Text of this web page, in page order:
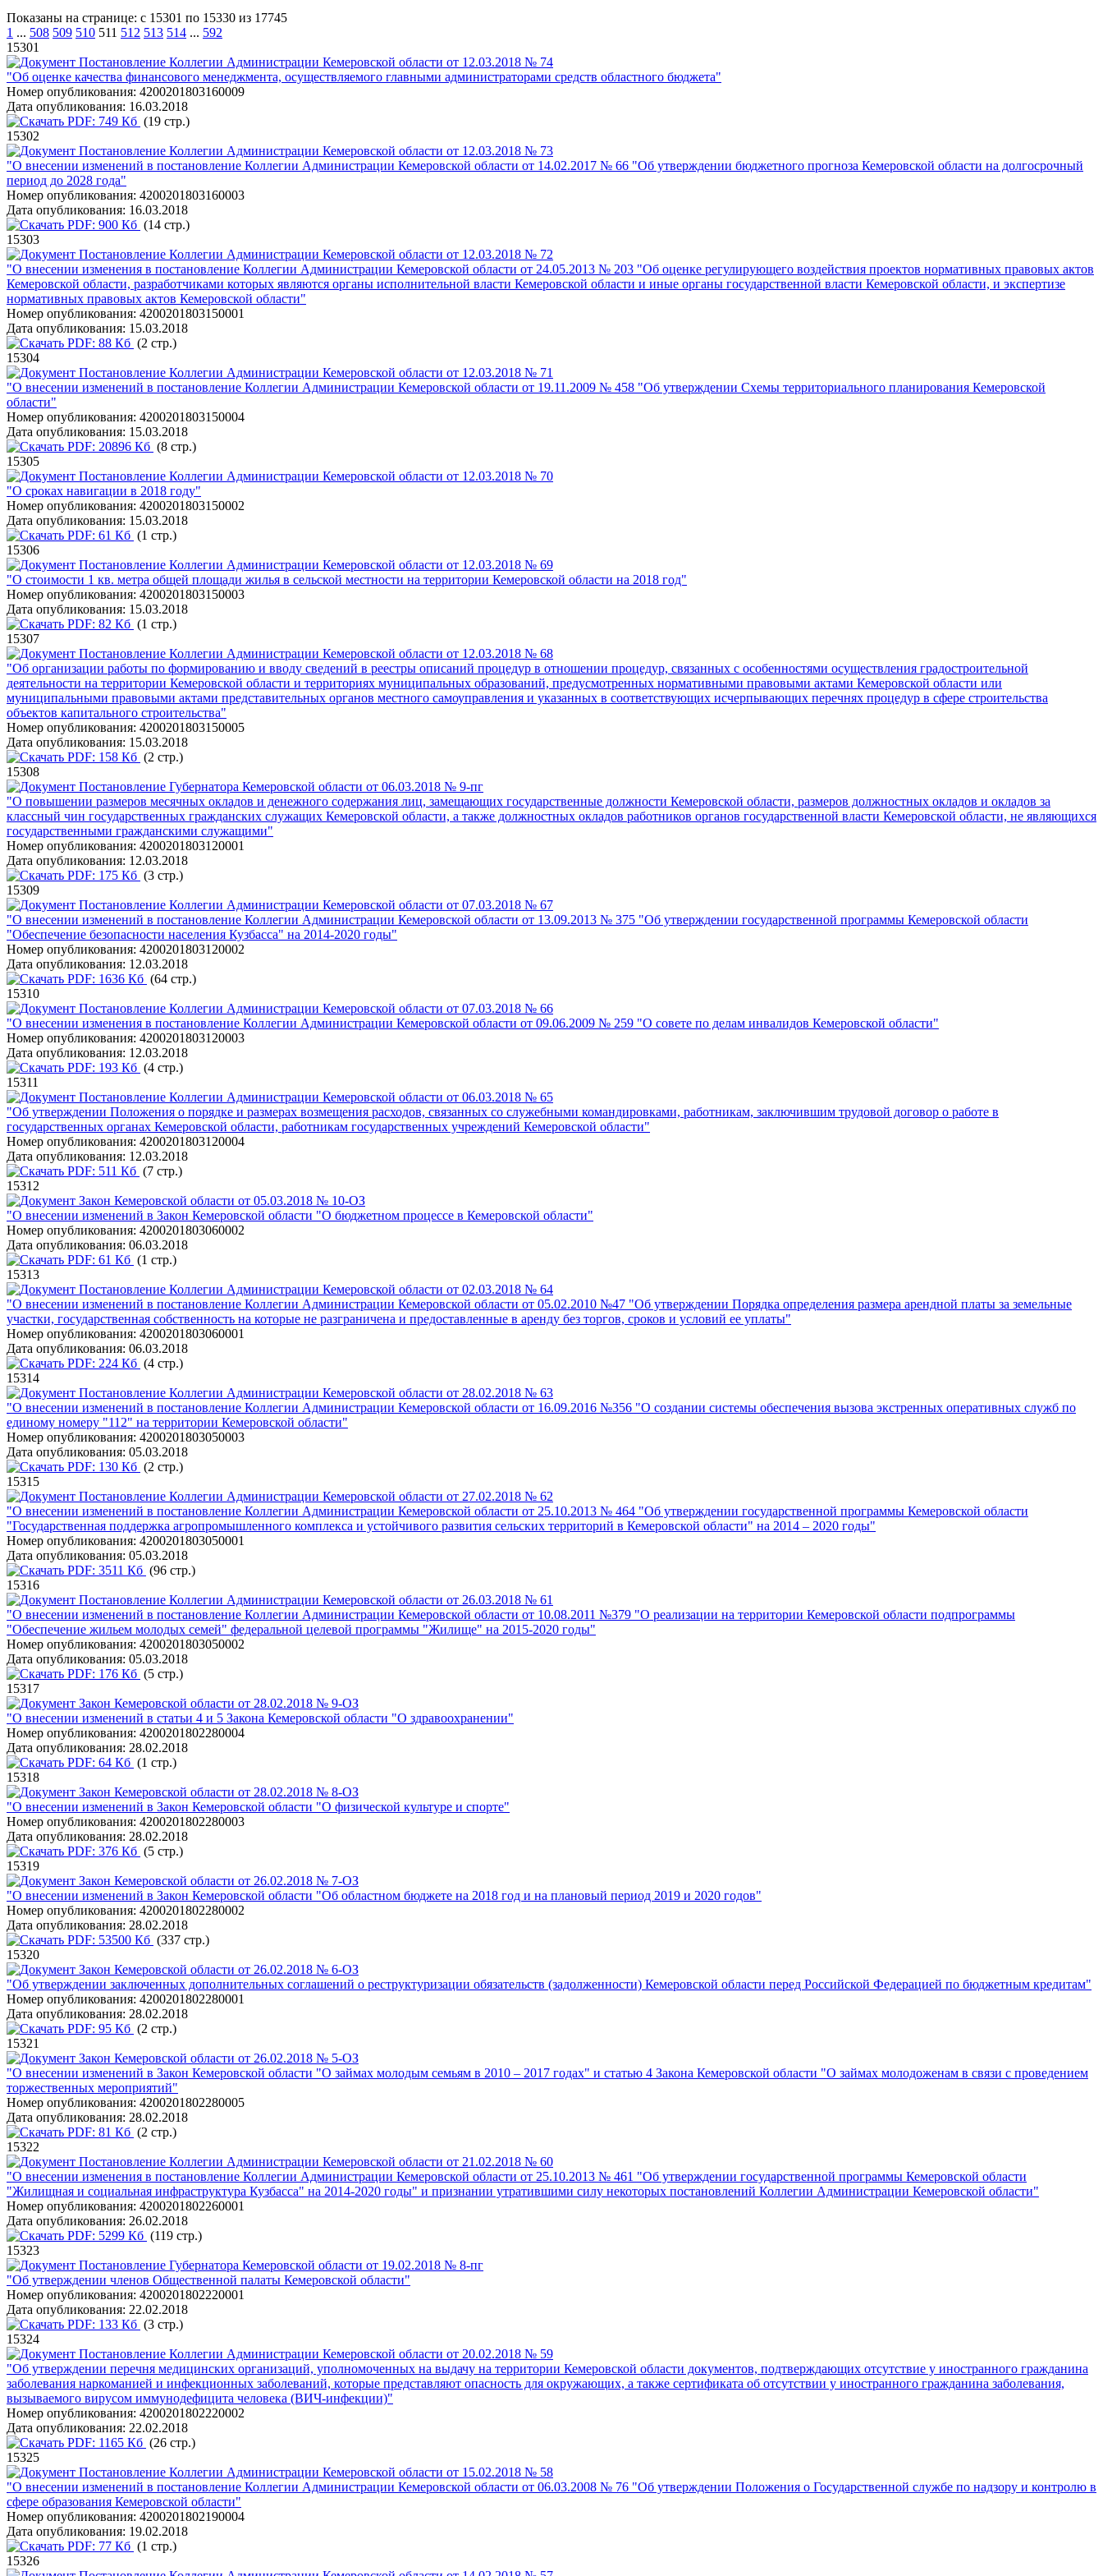
Показаны на странице: с 15301 по 15330 из 17745
1 ... 508 509 510 511 512 513 514 ... 592
15301
Постановление Коллегии Администрации Кемеровской области от 12.03.2018 № 74
"Об оценке качества финансового менеджмента, осуществляемого главными администраторами средств областного бюджета"
Номер опубликования: 4200201803160009
Дата опубликования: 16.03.2018
PDF: 749 Кб (19 стр.)
15302
Постановление Коллегии Администрации Кемеровской области от 12.03.2018 № 73
"О внесении изменений в постановление Коллегии Администрации Кемеровской области от 14.02.2017 № 66 "Об утверждении бюджетного прогноза Кемеровской области на долгосрочный
период до 2028 года"
Номер опубликования: 4200201803160003
Дата опубликования: 16.03.2018
PDF: 900 Кб (14 стр.)
15303
Постановление Коллегии Администрации Кемеровской области от 12.03.2018 № 72
"О внесении изменения в постановление Коллегии Администрации Кемеровской области от 24.05.2013 № 203 "Об оценке регулирующего воздействия проектов нормативных правовых актов
Кемеровской области, разработчиками которых являются органы исполнительной власти Кемеровской области и иные органы государственной власти Кемеровской области, и экспертизе
нормативных правовых актов Кемеровской области"
Номер опубликования: 4200201803150001
Дата опубликования: 15.03.2018
PDF: 88 Кб (2 стр.)
15304
Постановление Коллегии Администрации Кемеровской области от 12.03.2018 № 71
"О внесении изменений в постановление Коллегии Администрации Кемеровской области от 19.11.2009 № 458 "Об утверждении Схемы территориального планирования Кемеровской
области"
Номер опубликования: 4200201803150004
Дата опубликования: 15.03.2018
PDF: 20896 Кб (8 стр.)
15305
Постановление Коллегии Администрации Кемеровской области от 12.03.2018 № 70
"О сроках навигации в 2018 году"
Номер опубликования: 4200201803150002
Дата опубликования: 15.03.2018
PDF: 61 Кб (1 стр.)
15306
Постановление Коллегии Администрации Кемеровской области от 12.03.2018 № 69
"О стоимости 1 кв. метра общей площади жилья в сельской местности на территории Кемеровской области на 2018 год"
Номер опубликования: 4200201803150003
Дата опубликования: 15.03.2018
PDF: 82 Кб (1 стр.)
15307
Постановление Коллегии Администрации Кемеровской области от 12.03.2018 № 68
"Об организации работы по формированию и вводу сведений в реестры описаний процедур в отношении процедур, связанных с особенностями осуществления градостроительной
деятельности на территории Кемеровской области и территориях муниципальных образований, предусмотренных нормативными правовыми актами Кемеровской области или
муниципальными правовыми актами представительных органов местного самоуправления и указанных в соответствующих исчерпывающих перечнях процедур в сфере строительства
объектов капитального строительства"
Номер опубликования: 4200201803150005
Дата опубликования: 15.03.2018
PDF: 158 Кб (2 стр.)
15308
Постановление Губернатора Кемеровской области от 06.03.2018 № 9-пг
"О повышении размеров месячных окладов и денежного содержания лиц, замещающих государственные должности Кемеровской области, размеров должностных окладов и окладов за
классный чин государственных гражданских служащих Кемеровской области, а также должностных окладов работников органов государственной власти Кемеровской области, не являющихся
государственными гражданскими служащими"
Номер опубликования: 4200201803120001
Дата опубликования: 12.03.2018
PDF: 175 Кб (3 стр.)
15309
Постановление Коллегии Администрации Кемеровской области от 07.03.2018 № 67
"О внесении изменений в постановление Коллегии Администрации Кемеровской области от 13.09.2013 № 375 "Об утверждении государственной программы Кемеровской области
"Обеспечение безопасности населения Кузбасса" на 2014-2020 годы"
Номер опубликования: 4200201803120002
Дата опубликования: 12.03.2018
PDF: 1636 Кб (64 стр.)
15310
Постановление Коллегии Администрации Кемеровской области от 07.03.2018 № 66
"О внесении изменения в постановление Коллегии Администрации Кемеровской области от 09.06.2009 № 259 "О совете по делам инвалидов Кемеровской области"
Номер опубликования: 4200201803120003
Дата опубликования: 12.03.2018
PDF: 193 Кб (4 стр.)
15311
Постановление Коллегии Администрации Кемеровской области от 06.03.2018 № 65
"Об утверждении Положения о порядке и размерах возмещения расходов, связанных со служебными командировками, работникам, заключившим трудовой договор о работе в
государственных органах Кемеровской области, работникам государственных учреждений Кемеровской области"
Номер опубликования: 4200201803120004
Дата опубликования: 12.03.2018
PDF: 511 Кб (7 стр.)
15312
Закон Кемеровской области от 05.03.2018 № 10-ОЗ
"О внесении изменений в Закон Кемеровской области "О бюджетном процессе в Кемеровской области"
Номер опубликования: 4200201803060002
Дата опубликования: 06.03.2018
PDF: 61 Кб (1 стр.)
15313
Постановление Коллегии Администрации Кемеровской области от 02.03.2018 № 64
"О внесении изменений в постановление Коллегии Администрации Кемеровской области от 05.02.2010 №47 "Об утверждении Порядка определения размера арендной платы за земельные
участки, государственная собственность на которые не разграничена и предоставленные в аренду без торгов, сроков и условий ее уплаты"
Номер опубликования: 4200201803060001
Дата опубликования: 06.03.2018
PDF: 224 Кб (4 стр.)
15314
Постановление Коллегии Администрации Кемеровской области от 28.02.2018 № 63
"О внесении изменений в постановление Коллегии Администрации Кемеровской области от 16.09.2016 №356 "О создании системы обеспечения вызова экстренных оперативных служб по
единому номеру "112" на территории Кемеровской области"
Номер опубликования: 4200201803050003
Дата опубликования: 05.03.2018
PDF: 130 Кб (2 стр.)
15315
Постановление Коллегии Администрации Кемеровской области от 27.02.2018 № 62
"О внесении изменений в постановление Коллегии Администрации Кемеровской области от 25.10.2013 № 464 "Об утверждении государственной программы Кемеровской области
"Государственная поддержка агропромышленного комплекса и устойчивого развития сельских территорий в Кемеровской области" на 2014 – 2020 годы"
Номер опубликования: 4200201803050001
Дата опубликования: 05.03.2018
PDF: 3511 Кб (96 стр.)
15316
Постановление Коллегии Администрации Кемеровской области от 26.03.2018 № 61
"О внесении изменений в постановление Коллегии Администрации Кемеровской области от 10.08.2011 №379 "О реализации на территории Кемеровской области подпрограммы
"Обеспечение жильем молодых семей" федеральной целевой программы "Жилище" на 2015-2020 годы"
Номер опубликования: 4200201803050002
Дата опубликования: 05.03.2018
PDF: 176 Кб (5 стр.)
15317
Закон Кемеровской области от 28.02.2018 № 9-ОЗ
"О внесении изменений в статьи 4 и 5 Закона Кемеровской области "О здравоохранении"
Номер опубликования: 4200201802280004
Дата опубликования: 28.02.2018
PDF: 64 Кб (1 стр.)
15318
Закон Кемеровской области от 28.02.2018 № 8-ОЗ
"О внесении изменений в Закон Кемеровской области "О физической культуре и спорте"
Номер опубликования: 4200201802280003
Дата опубликования: 28.02.2018
PDF: 376 Кб (5 стр.)
15319
Закон Кемеровской области от 26.02.2018 № 7-ОЗ
"О внесении изменений в Закон Кемеровской области "Об областном бюджете на 2018 год и на плановый период 2019 и 2020 годов"
Номер опубликования: 4200201802280002
Дата опубликования: 28.02.2018
PDF: 53500 Кб (337 стр.)
15320
Закон Кемеровской области от 26.02.2018 № 6-ОЗ
"Об утверждении заключенных дополнительных соглашений о реструктуризации обязательств (задолженности) Кемеровской области перед Российской Федерацией по бюджетным кредитам"
Номер опубликования: 4200201802280001
Дата опубликования: 28.02.2018
PDF: 95 Кб (2 стр.)
15321
Закон Кемеровской области от 26.02.2018 № 5-ОЗ
"О внесении изменений в Закон Кемеровской области "О займах молодым семьям в 2010 – 2017 годах" и статью 4 Закона Кемеровской области "О займах молодоженам в связи с проведением
торжественных мероприятий"
Номер опубликования: 4200201802280005
Дата опубликования: 28.02.2018
PDF: 81 Кб (2 стр.)
15322
Постановление Коллегии Администрации Кемеровской области от 21.02.2018 № 60
"О внесении изменения в постановление Коллегии Администрации Кемеровской области от 25.10.2013 № 461 "Об утверждении государственной программы Кемеровской области
"Жилищная и социальная инфраструктура Кузбасса" на 2014-2020 годы" и признании утратившими силу некоторых постановлений Коллегии Администрации Кемеровской области"
Номер опубликования: 4200201802260001
Дата опубликования: 26.02.2018
PDF: 5299 Кб (119 стр.)
15323
Постановление Губернатора Кемеровской области от 19.02.2018 № 8-пг
"Об утверждении членов Общественной палаты Кемеровской области"
Номер опубликования: 4200201802220001
Дата опубликования: 22.02.2018
PDF: 133 Кб (3 стр.)
15324
Постановление Коллегии Администрации Кемеровской области от 20.02.2018 № 59
"Об утверждении перечня медицинских организаций, уполномоченных на выдачу на территории Кемеровской области документов, подтверждающих отсутствие у иностранного гражданина
заболевания наркоманией и инфекционных заболеваний, которые представляют опасность для окружающих, а также сертификата об отсутствии у иностранного гражданина заболевания,
вызываемого вирусом иммунодефицита человека (ВИЧ-инфекции)"
Номер опубликования: 4200201802220002
Дата опубликования: 22.02.2018
PDF: 1165 Кб (26 стр.)
15325
Постановление Коллегии Администрации Кемеровской области от 15.02.2018 № 58
"О внесении изменений в постановление Коллегии Администрации Кемеровской области от 06.03.2008 № 76 "Об утверждении Положения о Государственной службе по надзору и контролю в
сфере образования Кемеровской области"
Номер опубликования: 4200201802190004
Дата опубликования: 19.02.2018
PDF: 77 Кб (1 стр.)
15326